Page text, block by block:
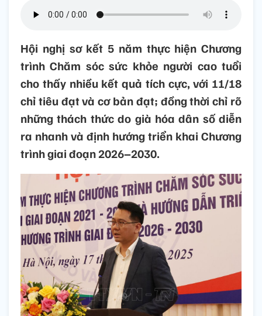
Hội nghị sơ kết 5 năm thực hiện Chương
trình Chăm sóc sức khỏe người cao tuổi
cho thấy nhiều kết quả tích cực, với 11/18
chỉ tiêu đạt và cơ bản đạt; đồng thời chỉ rõ
những thách thức do già hóa dân số diễn
ra nhanh và định hướng triển khai Chương
trình giai đoạn 2026–2030.